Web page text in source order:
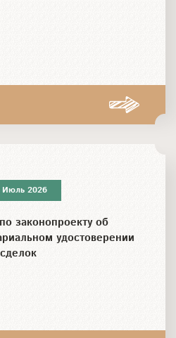
Июль 2026
законопроекту об
удостоверении
сделок